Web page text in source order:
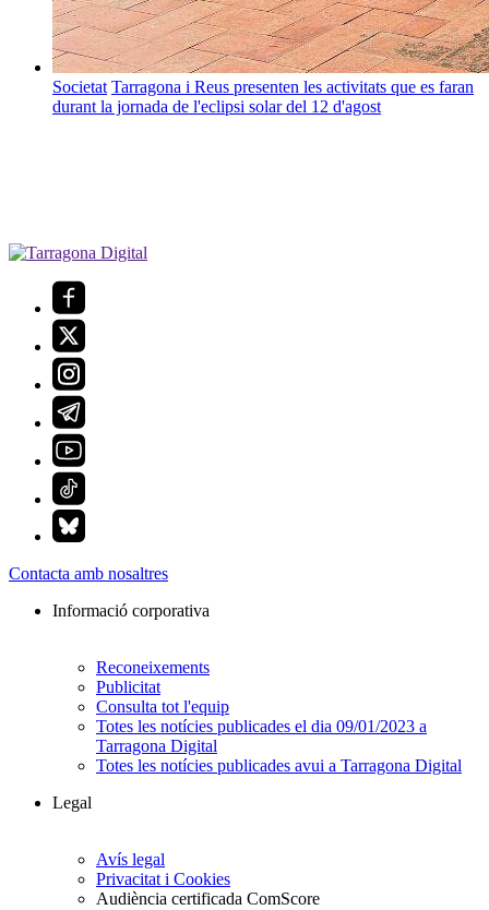
Societat Tarragona i Reus presenten les activitats que es faran
durant la jornada de l'eclipsi solar del 12 d'agost
Contacta amb nosaltres
Informació corporativa
Reconeixements
Publicitat
Consulta tot l'equip
Totes les notícies publicades el dia 09/01/2023 a
Tarragona Digital
Totes les notícies publicades avui a Tarragona Digital
Legal
Avís legal
Privacitat i Cookies
Audiència certificada ComScore